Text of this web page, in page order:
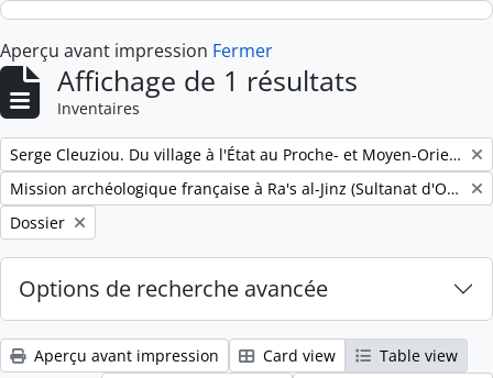
Skip to main content
Aperçu avant impression Fermer
Affichage de 1 résultats
Inventaires
Remove filter:
Serge Cleuziou. Du village à l'État au Proche- et Moyen-Orient
Remove filter:
Mission archéologique française à Ra's al-Jinz (Sultanat d'Oman)
Remove filter:
Dossier
Options de recherche avancée
Aperçu avant impression Card view
Table view